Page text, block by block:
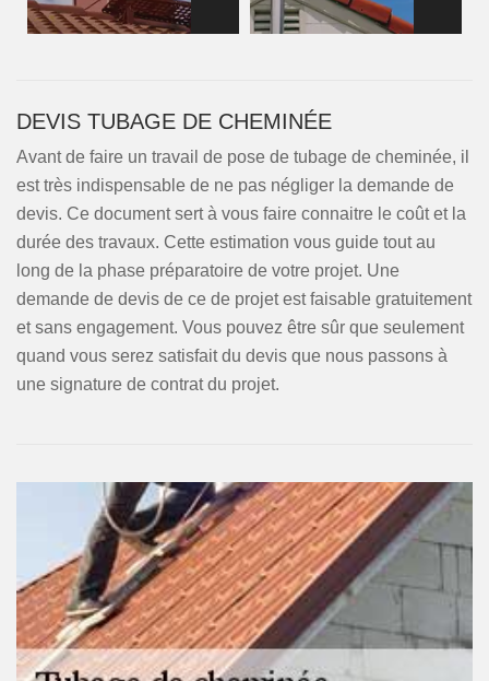
DEVIS TUBAGE DE CHEMINÉE
Avant de faire un travail de pose de tubage de cheminée, il
est très indispensable de ne pas négliger la demande de
devis. Ce document sert à vous faire connaitre le coût et la
durée des travaux. Cette estimation vous guide tout au
long de la phase préparatoire de votre projet. Une
demande de devis de ce de projet est faisable gratuitement
et sans engagement. Vous pouvez être sûr que seulement
quand vous serez satisfait du devis que nous passons à
une signature de contrat du projet.